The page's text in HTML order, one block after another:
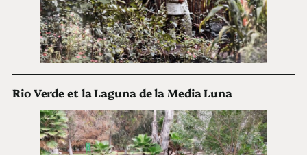
Rio Verde et la Laguna de la Media Luna